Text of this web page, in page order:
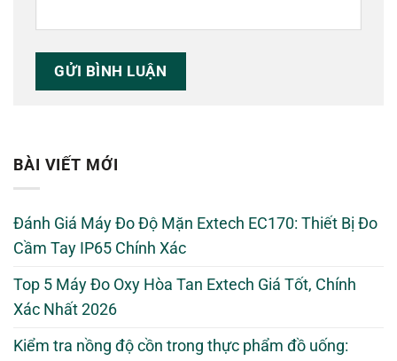
BÀI VIẾT MỚI
Đánh Giá Máy Đo Độ Mặn Extech EC170: Thiết Bị Đo
Cầm Tay IP65 Chính Xác
Top 5 Máy Đo Oxy Hòa Tan Extech Giá Tốt, Chính
Xác Nhất 2026
Kiểm tra nồng độ cồn trong thực phẩm đồ uống: